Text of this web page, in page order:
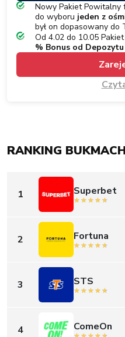
Nowy Pakiet Powitalny
do wyboru jeden z
był on dopasowany do
Od 4.02 do 10.05
% Bonus od Depozytu
RANKING
1 Superbet
2 Fortuna
3 STS
4 ComeOn